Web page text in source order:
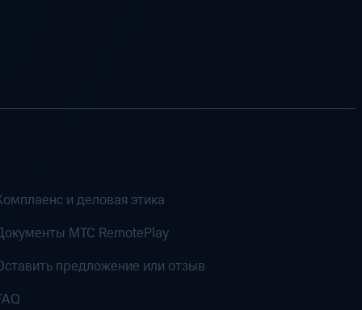
и деловая этика
MTC RemotePlay
предложение или отзыв